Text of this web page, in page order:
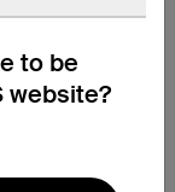
to be
website?